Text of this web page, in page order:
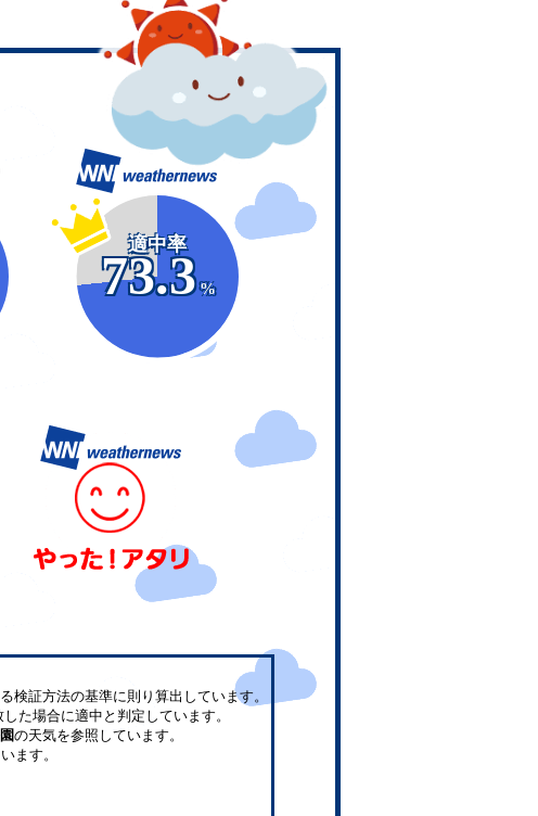
適中率
73.3
%
検証方法の基準に則り算出しています。
した場合に適中と判定しています。
の天気を参照しています。
ます。